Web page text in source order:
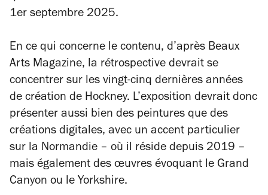
1er septembre 2025.
En ce qui concerne le contenu, d’après Beaux
Arts Magazine, la rétrospective devrait se
concentrer sur les vingt-cinq dernières années
de création de Hockney. L’exposition devrait donc
présenter aussi bien des peintures que des
créations digitales, avec un accent particulier
sur la Normandie – où il réside depuis 2019 –
mais également des œuvres évoquant le Grand
Canyon ou le Yorkshire.